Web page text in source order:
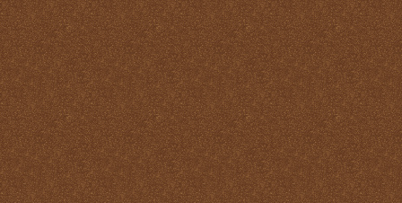
La Santa Misa y la familia
La Santa Misa y la fe
La Santa Misa y la gloria
del Cielo
La Santa Misa y la Iglesia
La Santa Misa y la Justicia
Divina
La Santa Misa y la labor
Pastoral